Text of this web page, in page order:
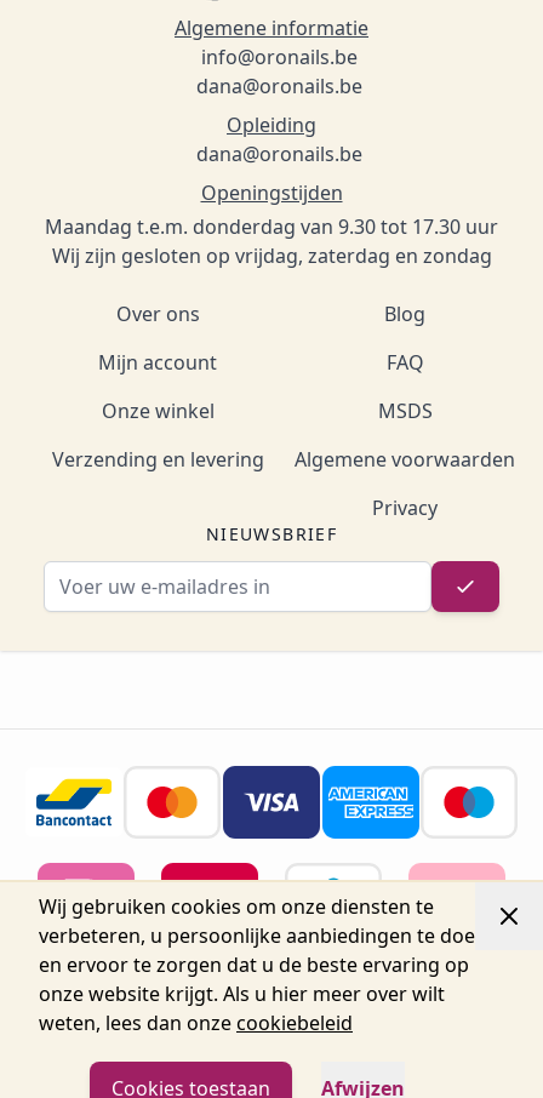
Wij gebruiken cookies om onze diensten te
verbeteren, u persoonlijke aanbiedingen te doen
en ervoor te zorgen dat u de beste ervaring op
onze website krijgt. Als u hier meer over wilt
weten, lees dan onzecookiebeleid
Cookies toestaan Afwijzen
Algemene informatie
info@oronails.be
dana@oronails.be
Opleiding
dana@oronails.be
Openingstijden
Maandag t.e.m. donderdag van 9.30 tot 17.30 uur
Wij zijn gesloten op vrijdag, zaterdag en zondag
Over ons
Mijn account
Onze winkel
Verzending en levering
Blog
FAQ
MSDS
Algemene voorwaarden
Privacy
NIEUWSBRIEF
© 2026 Belgium Oro Nails.Nijverheidsstraat 72, Unit 15,
2160 Wommelgem, België tel.+32 3 225 04 04
info@oronails.be BTW: BE0471151071